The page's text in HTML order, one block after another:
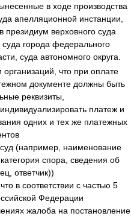
в ходе производства
апелляционной инстанции,
президиум верховного суда
суда города федерального
суда автономного округа.
что при оплате
документе должны быть
реквизиты,
платеж и
одних и тех же платежных
(например, наименование
спора, сведения об
ответчик))
в соответствии с частью 5
Федерации
жалоба на постановление